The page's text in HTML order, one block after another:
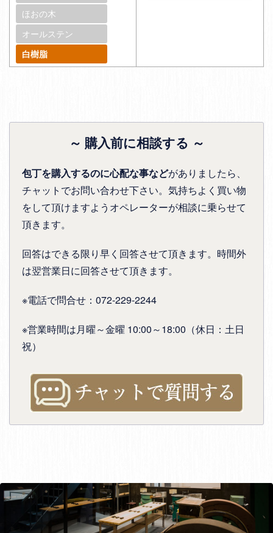
ほおの木
オールステン
白樹脂
～ 購入前に相談する ～
包丁を購入するのに心配な事などがありましたら、
チャットでお問い合わせ下さい。気持ちよく買い物
をして頂けますようオペレーターが相談に乗らせて
頂きます。
回答はできる限り早く回答させて頂きます。時間外
は翌営業日に回答させて頂きます。
※電話で問合せ：072-229-2244
※営業時間は月曜～金曜 10:00～18:00（休日：土日
祝）